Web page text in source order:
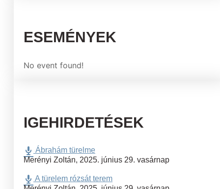
ESEMÉNYEK
No event found!
IGEHIRDETÉSEK
Ábrahám türelme
Merényi Zoltán, 2025. június 29. vasárnap
A türelem rózsát terem